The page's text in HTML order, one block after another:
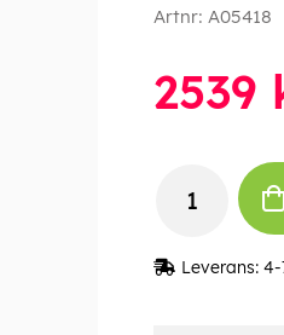
Artnr: A05418
2539
Leverans: 4-